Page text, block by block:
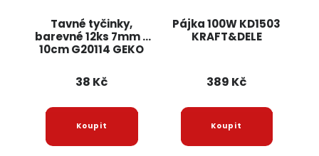
Tavné tyčinky,
barevné 12ks 7mm x
10cm G20114 GEKO
38 Kč
Pájka 100W KD1503
KRAFT&DELE
389 Kč